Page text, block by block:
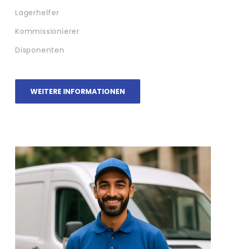
Lagerhelfer
Kommissionierer
Disponenten
WEITERE INFORMATIONEN